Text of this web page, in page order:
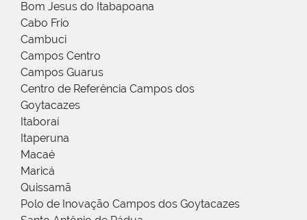
Bom Jesus do Itabapoana
Cabo Frio
Cambuci
Campos Centro
Campos Guarus
Centro de Referência Campos dos
Goytacazes
Itaboraí
Itaperuna
Macaé
Maricá
Quissamã
Polo de Inovação Campos dos Goytacazes